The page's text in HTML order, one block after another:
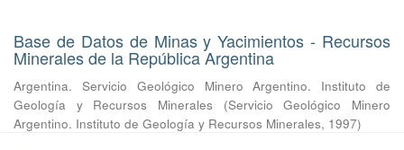
Base de Datos de Minas y Yacimientos - Recursos
Minerales de la República Argentina
Argentina. Servicio Geológico Minero Argentino. Instituto de
Geología y Recursos Minerales
(Servicio Geológico Minero
Argentino. Instituto de Geología y Recursos Minerales, 1997)